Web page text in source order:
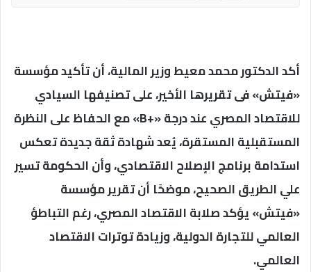
أكد الدكتور محمد معيط وزير المالية، أن تأكيد مؤسسة
«فيتش» فى تقريرها الأخير، على تصنيفها السيادي
للاقتصاد المصري عند درجة «+B» مع الحفاظ على النظرة
المستقبلية المستقرة، يُعد شهادة ثقة جديدة تعكس
استدامة برنامج الإصلاح الاقتصادي، وأن الحكومة تسير
علي الطريق الصحيح، موضحًا أن تقرير مؤسسة
«فيتش» يؤكد صلابة الاقتصاد المصري، رغم التباطؤ
العالمي للتجارة الدولية، وزيادة توترات الاقتصاد
العالمي.